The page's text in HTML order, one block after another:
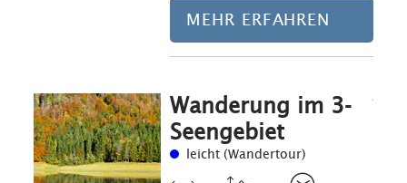
MEHR ERFAHREN
Wanderung im 3-
Seengebiet
leicht (Wandertour)